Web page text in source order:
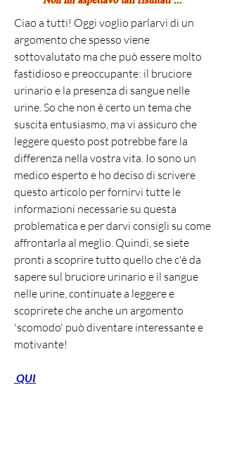
Ciao a tutti! Oggi voglio parlarvi di un
argomento che spesso viene
sottovalutato ma che può essere molto
fastidioso e preoccupante: il bruciore
urinario e la presenza di sangue nelle
urine. So che non è certo un tema che
suscita entusiasmo, ma vi assicuro che
leggere questo post potrebbe fare la
differenza nella vostra vita. Io sono un
medico esperto e ho deciso di scrivere
questo articolo per fornirvi tutte le
informazioni necessarie su questa
problematica e per darvi consigli su come
affrontarla al meglio. Quindi, se siete
pronti a scoprire tutto quello che c'è da
sapere sul bruciore urinario e il sangue
nelle urine, continuate a leggere e
scoprirete che anche un argomento
'scomodo' può diventare interessante e
motivante!
QUI